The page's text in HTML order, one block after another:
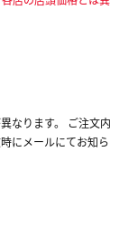
なります。 ご注文内
にメールにてお知ら